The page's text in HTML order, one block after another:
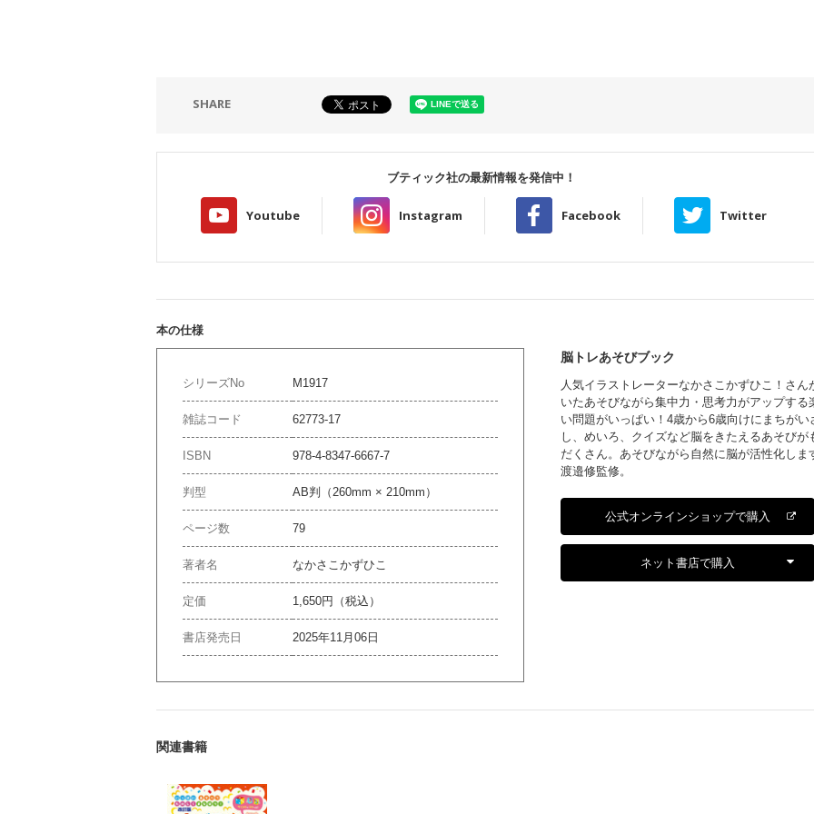
SHARE
ブティック社の最新情報を発信中！
Youtube Instagram Facebook Twitter
本の仕様
シリーズNo M1917
雑誌コード 62773-17
ISBN 978-4-8347-6667-7
判型 AB判（260mm × 210mm）
ページ数 79
著者名 なかさこかずひこ
定価 1,650円（税込）
書店発売日 2025年11月06日
脳トレあそびブック
人気イラストレーターなかさこかずひこ！さん
いたあそびながら集中力・思考力がアップする
い問題がいっぱい！4歳から6歳向けにまちがい
し、めいろ、クイズなど脳をきたえるあそびが
だくさん。あそびながら自然に脳が活性化しま
渡邉修監修。
公式オンラインショップで購入
ネット書店で購入
関連書籍